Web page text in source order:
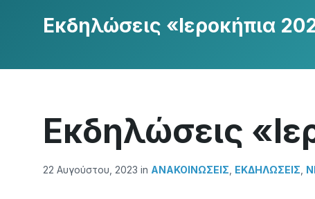
Εκδηλώσεις «Ιεροκήπια
Εκδηλώσεις
22 Αυγούστου, 2023 in ΑΝΑΚΟΙΝΏΣΕΙΣ ΕΚΔΗΛΩΣΕΙΣ